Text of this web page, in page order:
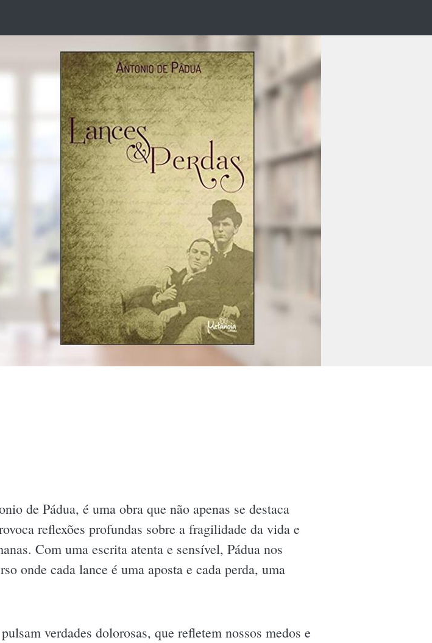
de Pádua, é uma obra que não apenas se destaca
reflexões profundas sobre a fragilidade da vida e
Com uma escrita atenta e sensível, Pádua nos
onde cada lance é uma aposta e cada perda, uma
verdades dolorosas, que refletem nossos medos e